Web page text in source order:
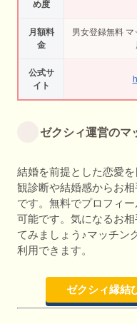
め度
月額料
金
男女登録無料
公式サ
イト
ゼクシィ運営のマ
結婚を前提とした恋愛
観診断や結婚感からお
です。無料でプロフィ
可能です。気になるお
てみましょう♪マッチン
利用できます。
ゼクシィ縁結